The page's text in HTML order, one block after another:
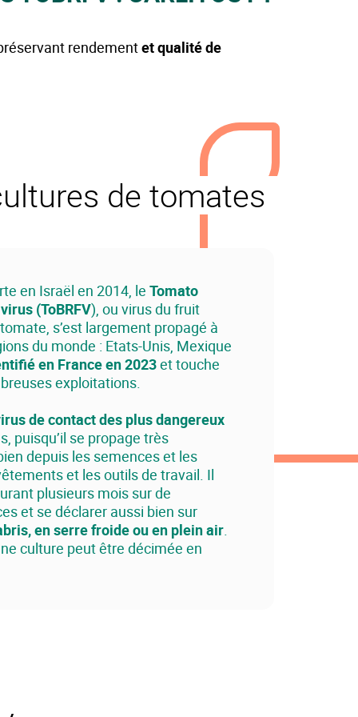
rendementet qualité de
de tomates
en Israël en 2014, le Tomato
(ToBRFV), ou virus du fruit
s’est largement propagé à
du monde : Etats-Unis, Mexique
en France en 2023et touche
exploitations.
de contact des plus dangereux
puisqu’il se propage très
depuis les semences et les
et les outils de travail. Il
plusieurs mois sur de
et se déclarer aussi bien sur
en serre froide ou en plein air.
culture peut être décimée en